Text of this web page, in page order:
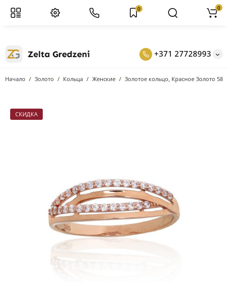
+371 27728993
0 0
Начало Золото Кольцa Женские Золотое кольцо, Красное Золото
СКИДКА